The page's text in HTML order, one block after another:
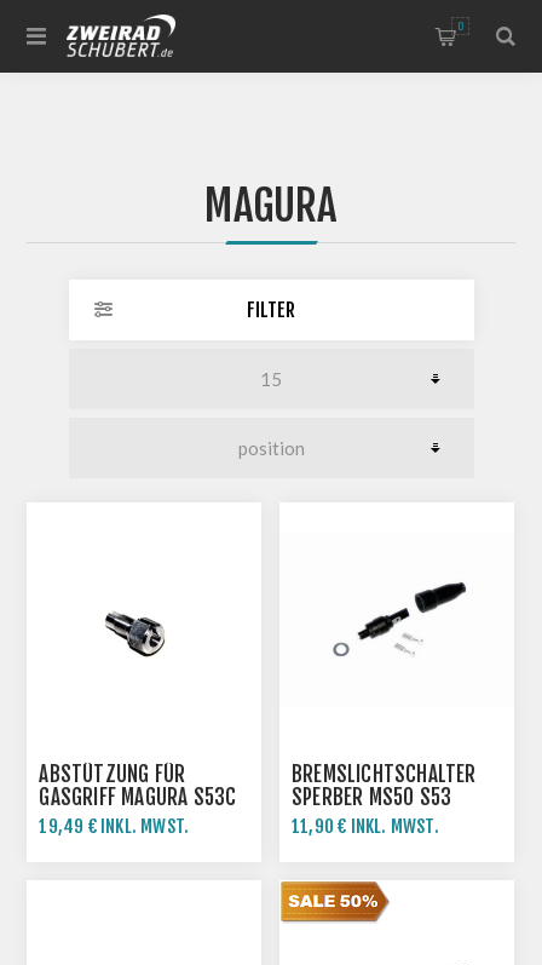
0
MAGURA
FILTER
ABSTÜTZUNG FÜR
GASGRIFF MAGURA S53C
SR50-X SR80-X
19,49 € INKL. MWST.
BREMSLICHTSCHALTER
SPERBER MS50 S53
11,90 € INKL. MWST.